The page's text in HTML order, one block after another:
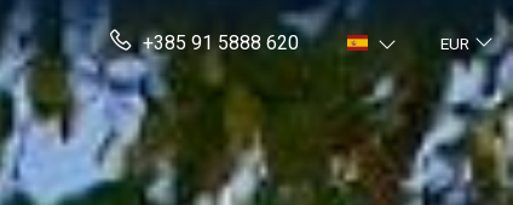
+385 91 5888 620 EUR